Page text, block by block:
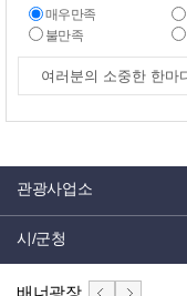
매우만족
불만족
관광사업소
시/군청